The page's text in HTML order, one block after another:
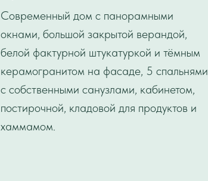
Современный дом с панорамными
окнами, большой закрытой верандой,
белой фактурной штукатуркой и тёмным
керамогранитом на фасаде, 5 спальнями
с собственными санузлами, кабинетом,
постирочной, кладовой для продуктов и
хаммамом.